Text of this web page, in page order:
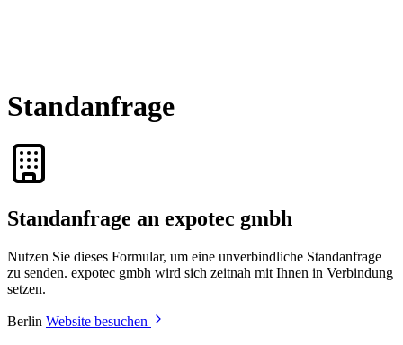
Standanfrage
Standanfrage an expotec gmbh
Nutzen Sie dieses Formular, um eine unverbindliche Standanfrage
zu senden. expotec gmbh wird sich zeitnah mit Ihnen in Verbindung
setzen.
Berlin Website besuchen